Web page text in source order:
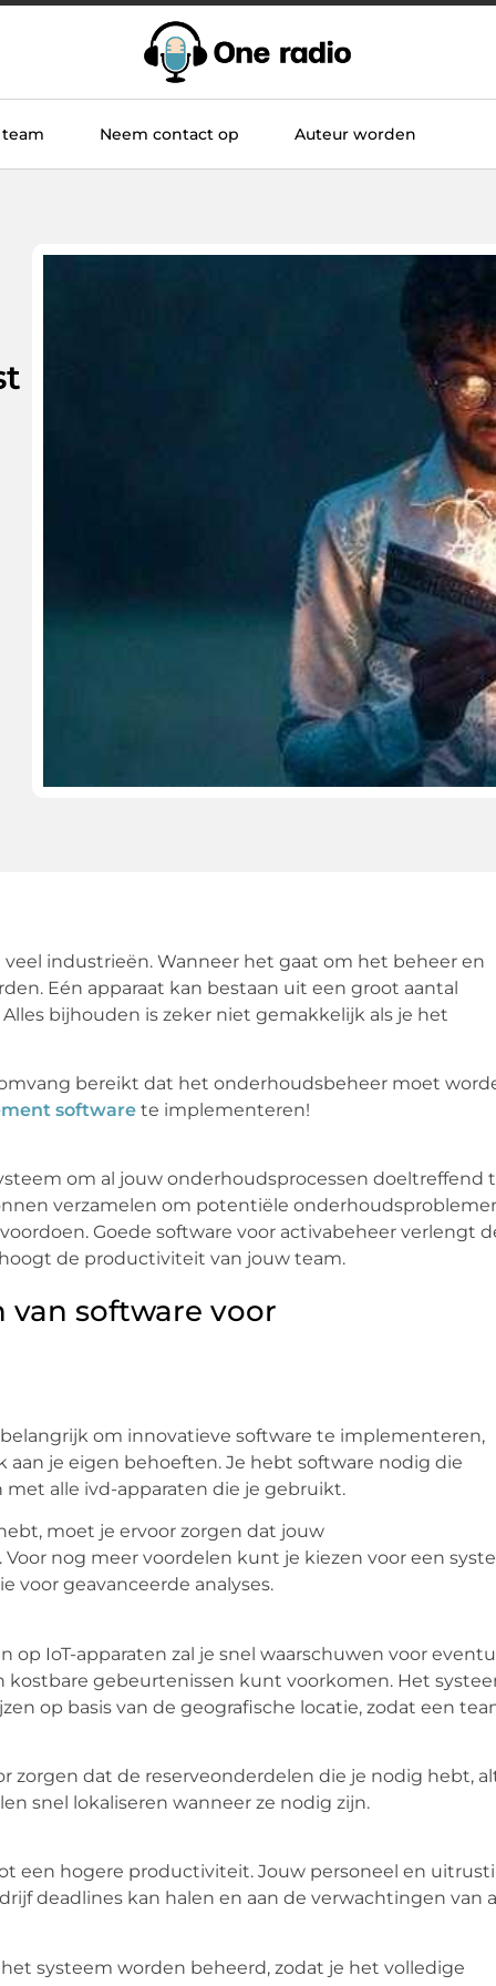
Neem contact op Auteur worden
industrieën. Wanneer het gaat om het beheer en
Eén apparaat kan bestaan uit een groot aantal
bijhouden is zeker niet gemakkelijk als je het
bereikt dat het onderhoudsbeheer moet
software te implementeren!
om al jouw onderhoudsprocessen doeltreffend
verzamelen om potentiële
Goede software voor activabeheer verlengt
de productiviteit van jouw team.
software voor
om innovatieve software te implementeren,
je eigen behoeften. Je hebt software nodig die
alle ivd-apparaten die je gebruikt.
moet je ervoor zorgen dat jouw
nog meer voordelen kunt je kiezen voor een
geavanceerde analyses.
IoT-apparaten zal je snel waarschuwen voor
gebeurtenissen kunt voorkomen. Het
op basis van de geografische locatie, zodat een
zorgen dat de reserveonderdelen die je nodig hebt,
snel lokaliseren wanneer ze nodig zijn.
een hogere productiviteit. Jouw personeel en
deadlines kan halen en aan de verwachtingen van
systeem worden beheerd, zodat je het volledige